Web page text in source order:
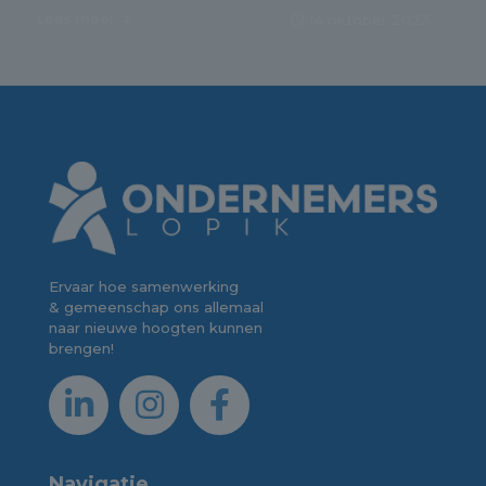
Ervaar hoe samenwerking
& gemeenschap ons allemaal
naar nieuwe hoogten kunnen
brengen!